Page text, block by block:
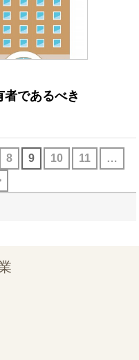
者であるべき
8 9 10 11
…